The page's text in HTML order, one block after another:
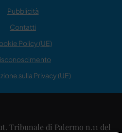
Pubblicità
Contatti
Policy (UE)
sulla Privacy (UE)
Tribunale di Palermo n.11 del